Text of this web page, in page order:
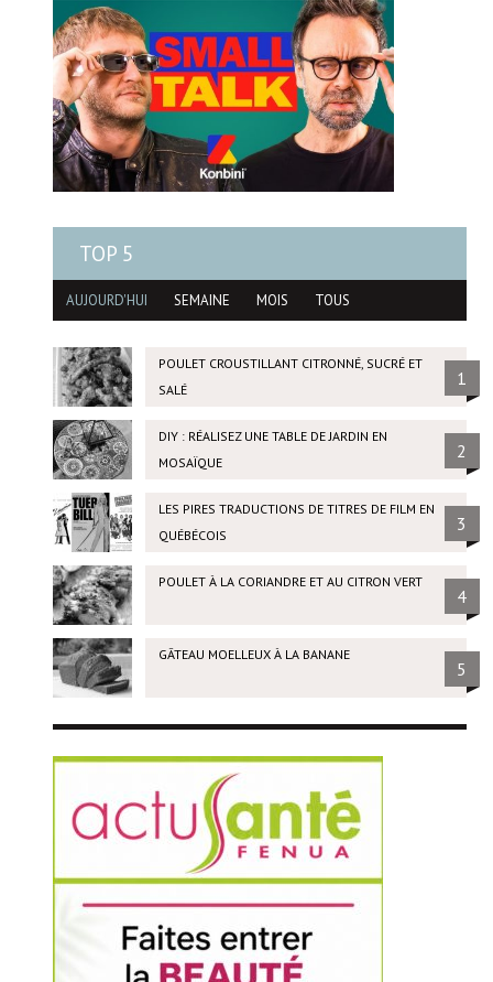
TOP 5
AUJOURD'HUI SEMAINE MOIS TOUS
POULET CROUSTILLANT CITRONNÉ, SUCRÉ ET
SALÉ
1
DIY : RÉALISEZ UNE TABLE DE JARDIN EN
MOSAÏQUE
2
LES PIRES TRADUCTIONS DE TITRES DE FILM EN
QUÉBÉCOIS
3
POULET À LA CORIANDRE ET AU CITRON VERT
4
GÂTEAU MOELLEUX À LA BANANE
5